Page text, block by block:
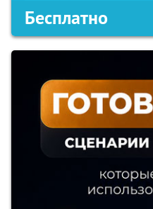
Бесплатно